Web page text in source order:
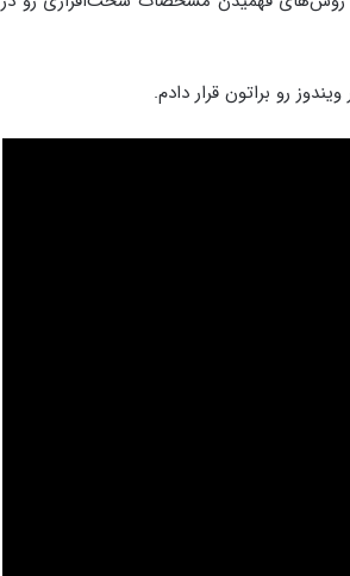
ویندوز رو براتون قرار دادم.